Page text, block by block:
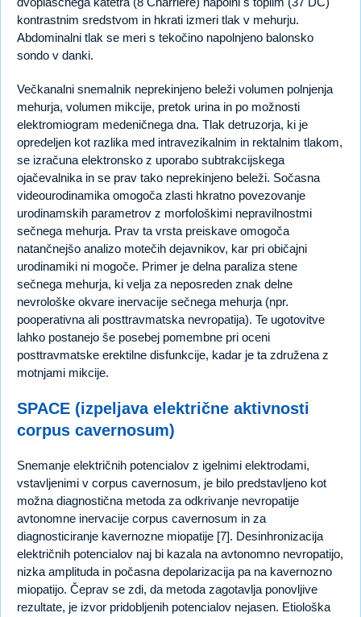
kontrastnim sredstvom in hkrati izmeri tlak v mehurju.
Abdominalni tlak se meri s tekočino napolnjeno balonsko
sondo v danki.
Večkanalni snemalnik neprekinjeno beleži volumen polnjenja
mehurja, volumen mikcije, pretok urina in po možnosti
elektromiogram medeničnega dna. Tlak detruzorja, ki je
opredeljen kot razlika med intravezikalnim in rektalnim tlakom,
se izračuna elektronsko z uporabo subtrakcijskega
ojačevalnika in se prav tako neprekinjeno beleži. Sočasna
videourodinamika omogoča zlasti hkratno povezovanje
urodinamskih parametrov z morfološkimi nepravilnostmi
sečnega mehurja. Prav ta vrsta preiskave omogoča
natančnejšo analizo motečih dejavnikov, kar pri običajni
urodinamiki ni mogoče. Primer je delna paraliza stene
sečnega mehurja, ki velja za neposreden znak delne
nevrološke okvare inervacije sečnega mehurja (npr.
pooperativna ali posttravmatska nevropatija). Te ugotovitve
lahko postanejo še posebej pomembne pri oceni
posttravmatske erektilne disfunkcije, kadar je ta združena z
motnjami mikcije.
SPACE (izpeljava električne aktivnosti
corpus cavernosum)
Snemanje električnih potencialov z igelnimi elektrodami,
vstavljenimi v corpus cavernosum, je bilo predstavljeno kot
možna diagnostična metoda za odkrivanje nevropatije
avtonomne inervacije corpus cavernosum in za
diagnosticiranje kavernozne miopatije [7]. Desinhronizacija
električnih potencialov naj bi kazala na avtonomno nevropatijo,
nizka amplituda in počasna depolarizacija pa na kavernozno
miopatijo. Čeprav se zdi, da metoda zagotavlja ponovljive
rezultate, je izvor pridobljenih potencialov nejasen. Etiološka